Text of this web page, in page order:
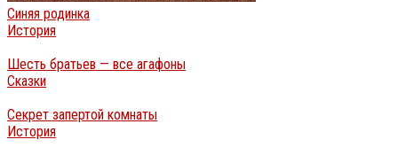
Синяя родинка
История
Шесть братьев — все агафоны
Сказки
Секрет запертой комнаты
История